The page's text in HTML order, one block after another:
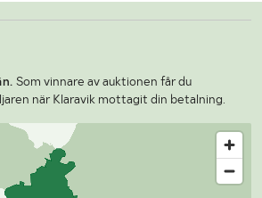
Som vinnare av auktionen får du
när Klaravik mottagit din betalning.